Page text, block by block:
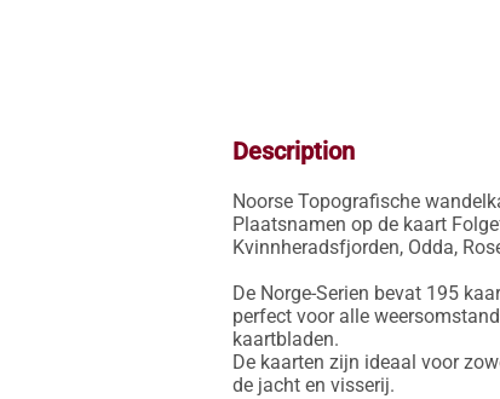
Description
Noorse Topografische
Plaatsnamen op de kaart
Kvinnheradsfjorden, Odda,
De Norge-Serien bevat 195
perfect voor alle
kaartbladen.
De kaarten zijn ideaal voor
de jacht en visserij.